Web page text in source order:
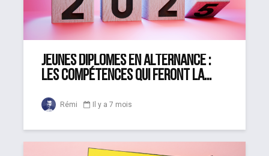
Jeunes diplômés en alternance :
les compétences qui feront la...
Rémi Il y a 7 mois